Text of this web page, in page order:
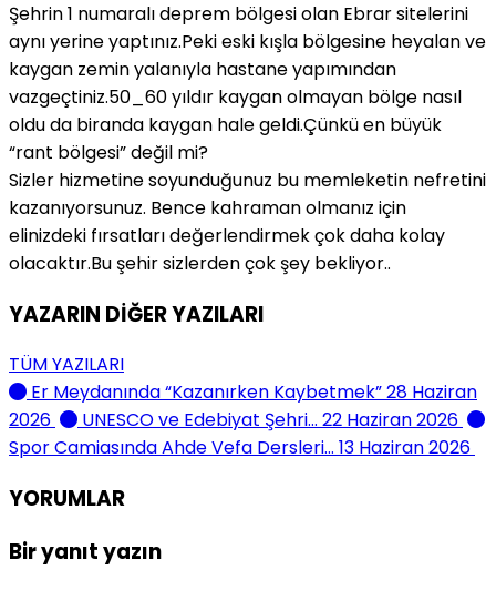
Şehrin 1 numaralı deprem bölgesi olan Ebrar sitelerini
aynı yerine yaptınız.Peki eski kışla bölgesine heyalan ve
kaygan zemin yalanıyla hastane yapımından
vazgeçtiniz.50_60 yıldır kaygan olmayan bölge nasıl
oldu da biranda kaygan hale geldi.Çünkü en büyük
“rant bölgesi” değil mi?
Sizler hizmetine soyunduğunuz bu memleketin nefretini
kazanıyorsunuz. Bence kahraman olmanız için
elinizdeki fırsatları değerlendirmek çok daha kolay
olacaktır.Bu şehir sizlerden çok şey bekliyor..
YAZARIN DİĞER YAZILARI
TÜM YAZILARI
Er Meydanında “Kazanırken Kaybetmek”28 Haziran
2026
UNESCO ve Edebiyat Şehri… 22 Haziran 2026
Spor Camiasında Ahde Vefa Dersleri… 13 Haziran 2026
YORUMLAR
Bir yanıt yazın